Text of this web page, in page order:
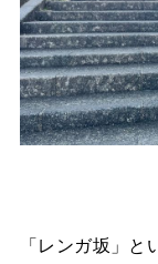
「レンガ坂」